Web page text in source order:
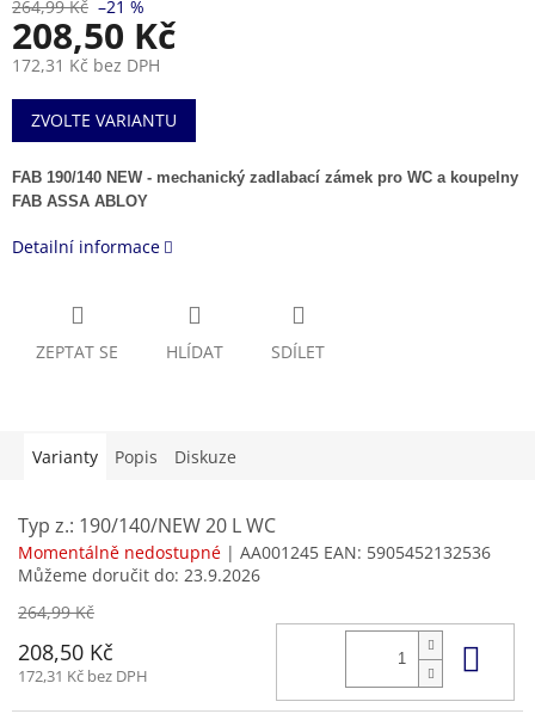
264,99 Kč –21 %
208,50 Kč
172,31 Kč bez DPH
Měrná
cena:
ZVOLTE VARIANTU
FAB 190/140 NEW - mechanický zadlabací zámek pro WC a koupelny
FAB ASSA ABLOY
Detailní informace
ZEPTAT SE HLÍDAT SDÍLET
Varianty Popis Diskuze
Typ z.: 190/140/NEW 20 L WC
Momentálně nedostupné | AA001245 EAN: 5905452132536
Můžeme doručit do: 23.9.2026
264,99 Kč
208,50 Kč
172,31 Kč bez DPH